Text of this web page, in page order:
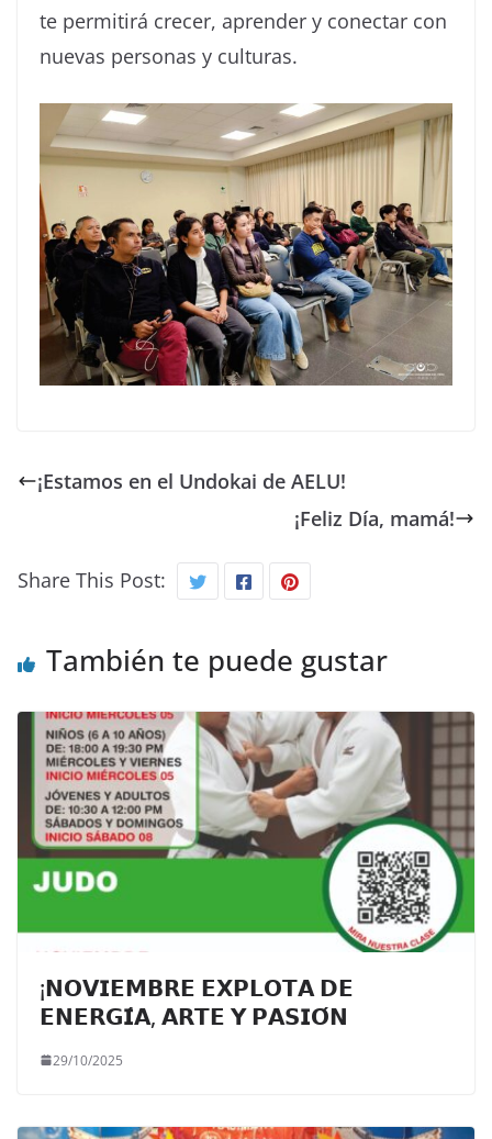
te permitirá crecer, aprender y conectar con
nuevas personas y culturas.
¡Estamos en el Undokai de AELU!
¡Feliz Día, mamá!
Share This Post:
También te puede gustar
¡𝗡𝗢𝗩𝗜𝗘𝗠𝗕𝗥𝗘 𝗘𝗫𝗣𝗟𝗢𝗧𝗔 𝗗𝗘
𝗘𝗡𝗘𝗥𝗚𝗜́𝗔, 𝗔𝗥𝗧𝗘 𝗬 𝗣𝗔𝗦𝗜𝗢́𝗡
29/10/2025